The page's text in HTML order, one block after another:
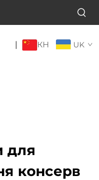
| КН UK
для
консерв